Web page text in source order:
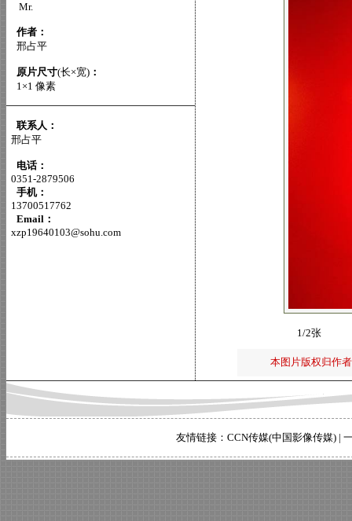
Mr.
作者：
邢占平
原片尺寸(长×宽) ：
1×1 像素
联系人：
邢占平
电话：
0351-2879506
手机：
13700517762
Email：
xzp19640103@sohu.com
1/2张
本图片版权归作
友情链接： CCN传媒(中国影像传媒) |